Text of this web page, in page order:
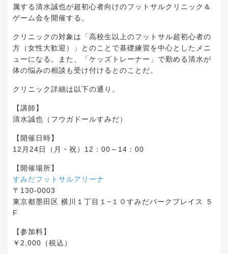
属する清水誠也が超初心者向けのフットサルクリニック＆
ゲーム会を開催する。
クリニックの対象は「高校生以上のフットサル超初心者の
方（女性大歓迎）」とのことで基礎練習を中心としたメニ
ューになる。また、「ケッズトレーナー」で勤める清水が
体の悩みの相談も受け付けるとのことだ。
クリニック詳細は以下の通り。
【講師】
清水誠也（フウガドールすみだ）
【開催日時】
12月24日（月・祝）12：00～14：00
【開催場所】
すみだフットサルアリーナ
〒130-0003
東京都墨田区 横川１丁目１−１０すみだパークプレイス ５
F
【参加料】
￥2,000（税込）